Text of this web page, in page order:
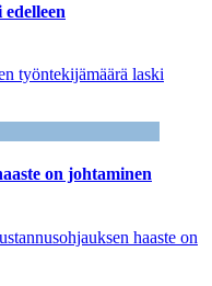
työntekijämäärä laski
on johtaminen
haaste on